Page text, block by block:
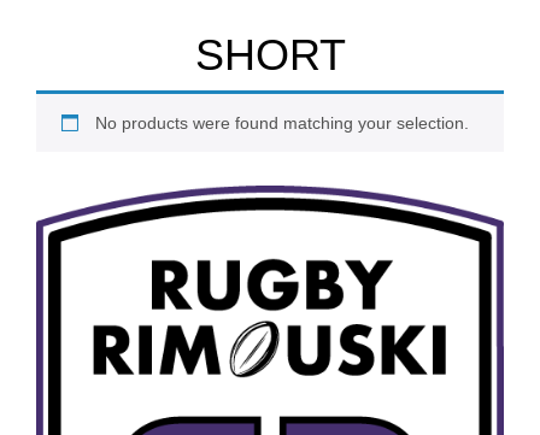
SHORT
No products were found matching your selection.